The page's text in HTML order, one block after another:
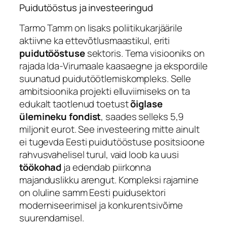
Puidutööstus ja investeeringud
Tarmo Tamm on lisaks poliitikukarjäärile
aktiivne ka ettevõtlusmaastikul, eriti
puidutööstusesektoris. Tema visiooniks on
rajada Ida-Virumaale kaasaegne ja ekspordile
suunatud puidutöötlemiskompleks. Selle
ambitsioonika projekti elluviimiseks on ta
edukalt taotlenud toetustõiglase
ülemineku fondist, saades selleks 5,9
miljonit eurot. See investeering mitte ainult
ei tugevda Eesti puidutööstuse positsioone
rahvusvahelisel turul, vaid loob ka uusi
töökohadja edendab piirkonna
majanduslikku arengut. Kompleksi rajamine
on oluline samm Eesti puidusektori
moderniseerimisel ja konkurentsivõime
suurendamisel.